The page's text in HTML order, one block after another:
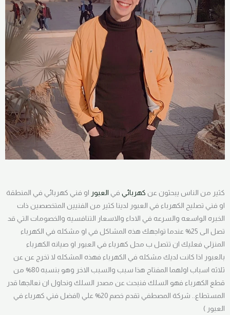
كثير من الناس يبحثون عن كهربائي في العبور
او فني كهربائي في المنطقة
او فني تصليح الكهرباء في العبور لدينا كثير من الفنيين المتخصصين ذات
الخبره الواسعه والسرعه في الاداء والاسعار التنافسيه والخصومات التي قد
تصل الى 25% عندما تواجهك هذه المشاكل في او مشكله في الكهرباء
المنزلي فعليك ان تتصل ب محل كهرباء في العبور او صيانه الكهرباء
بالعبور اذا كانت لديك مشكله في الكهرباء فهذه المشكله لا تخرج عن عن
ثلاثه اسباب اولهما المفتاح هذا سبب والسبب الاخر وهو بنسبه 80% من
قطع الكهرباء فهو السلك فنبحث عن مصدر السلك ونحاول ان نعالجها قدر
المستطاع.. شركة المصطفي تقدم خصم 20% علي (افضل فني كهرباء في
العبور )